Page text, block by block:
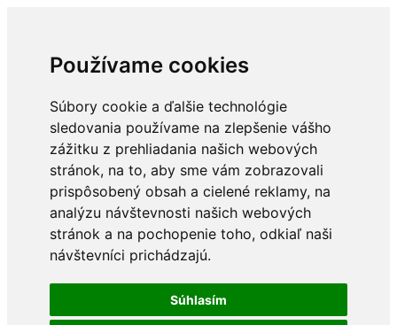
Používame cookies
Súbory cookie a ďalšie technológie
sledovania používame na zlepšenie vášho
zážitku z prehliadania našich webových
stránok, na to, aby sme vám zobrazovali
prispôsobený obsah a cielené reklamy, na
analýzu návštevnosti našich webových
stránok a na pochopenie toho, odkiaľ naši
návštevníci prichádzajú.
Súhlasím